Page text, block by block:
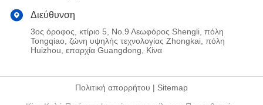
Διεύθυνση
3ος όροφος, κτίριο 5, Νο.9 Λεωφόρος Shengli, πόλη
Tongqiao, ζώνη υψηλής τεχνολογίας Zhongkai, πόλη
Huizhou, επαρχία Guangdong, Κίνα
Πολιτική απορρήτου | Sitemap